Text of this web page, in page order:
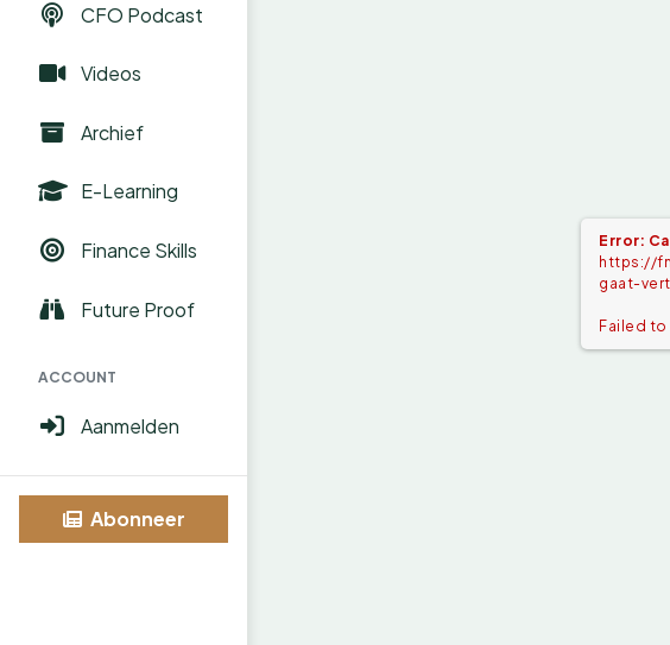
CFO Podcast
Videos
Archief
E-Learning
Finance Skills
Future Proof
ACCOUNT
Aanmelden
Abonneer
Error:
https://
gaat-
Failed